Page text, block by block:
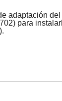
adaptación
para